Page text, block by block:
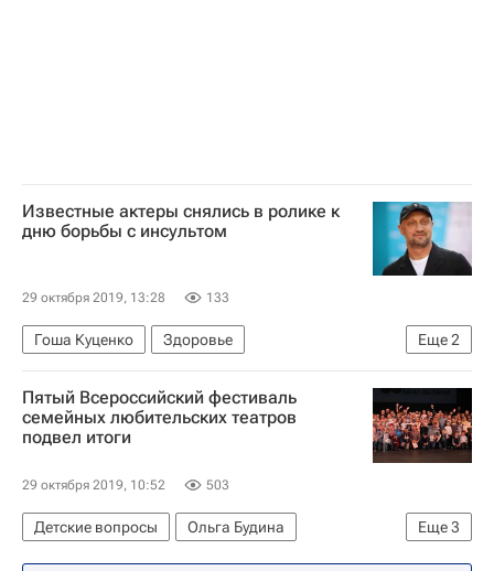
Известные актеры снялись в ролике к
дню борьбы с инсультом
29 октября 2019, 13:28 133
Еще2
Гоша Куценко
Здоровье
Всемирный день борьбы с инсультом
Россия
Пятый Всероссийский фестиваль
семейных любительских театров
подвел итоги
29 октября 2019, 10:52 503
Еще3
Детские вопросы
Ольга Будина
Социальный навигатор
Общество
Россия